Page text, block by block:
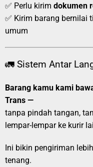
✅ Perlu kirim dokumen
✅ Kirim barang bernilai
umum
🚛 Sistem Antar
Barang kamu kami
Trans —
tanpa pindah tangan,
lempar-lempar ke kurir
Ini bikin pengiriman
tenang.